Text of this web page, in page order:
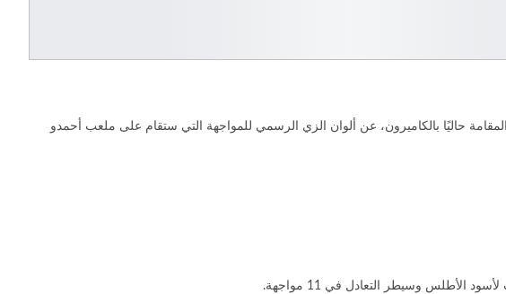
أسفر الاجتماع الفني للقاء المرتقب بين المنتخب المغربي ونظيره المصري، في الدور ربع النهائي لبطولة كأس الأمم الإفريقية 2021 المقامة حاليًا بالكاميرون، عن ألوان الزي الرسمي للمواجهة التي ستقام على ملعب أحمدو